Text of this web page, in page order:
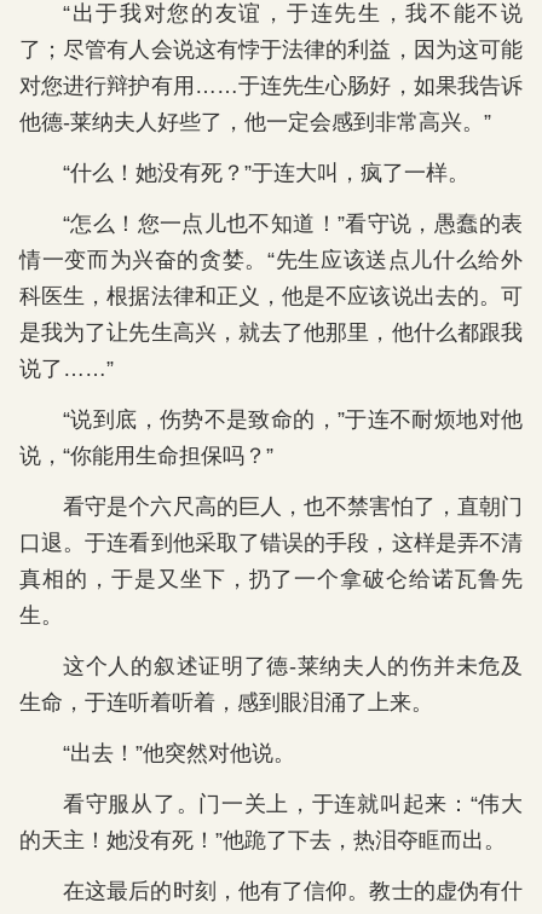
“出于我对您的友谊，于连先生，我不能不说
了；尽管有人会说这有悖于法律的利益，因为这可能
对您进行辩护有用……于连先生心肠好，如果我告诉
他德-莱纳夫人好些了，他一定会感到非常高兴。”
“什么！她没有死？”于连大叫，疯了一样。
“怎么！您一点儿也不知道！”看守说，愚蠢的表
情一变而为兴奋的贪婪。“先生应该送点儿什么给外
科医生，根据法律和正义，他是不应该说出去的。可
是我为了让先生高兴，就去了他那里，他什么都跟我
说了……”
“说到底，伤势不是致命的，”于连不耐烦地对他
说，“你能用生命担保吗？”
看守是个六尺高的巨人，也不禁害怕了，直朝门
口退。于连看到他采取了错误的手段，这样是弄不清
真相的，于是又坐下，扔了一个拿破仑给诺瓦鲁先
生。
这个人的叙述证明了德-莱纳夫人的伤并未危及
生命，于连听着听着，感到眼泪涌了上来。
“出去！”他突然对他说。
看守服从了。门一关上，于连就叫起来：“伟大
的天主！她没有死！”他跪了下去，热泪夺眶而出。
在这最后的时刻，他有了信仰。教士的虚伪有什